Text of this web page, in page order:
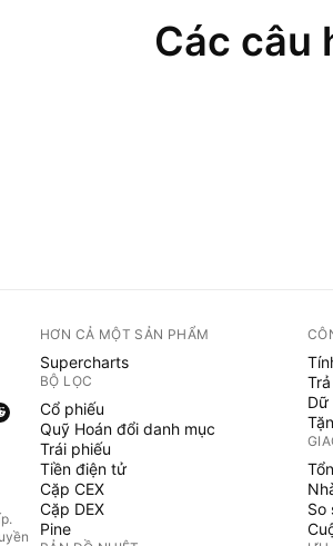
Các câu
HƠN CẢ MỘT SẢN PHẨM
Supercharts
BỘ LỌC
Cổ phiếu
Quỹ Hoán đổi danh mục
Trái phiếu
Tiền điện tử
Cặp CEX
Cặp DEX
Pine
Dữ
So